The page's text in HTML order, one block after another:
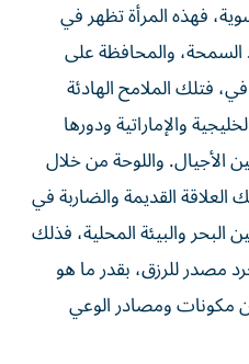
فهذه المرأة تظهر في
السمحة، والمحافظة على
فتلك الملامح الهادئة
والإماراتية ودورها
الأجيال. واللوحة من خلال
القديمة والضاربة في
البحر والبيئة المحلية، فذلك
مصدر للرزق، بقدر ما هو
مكونات ومصادر الوعي